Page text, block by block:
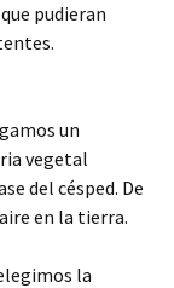
pudieran
un
vegetal
del césped. De
en la tierra.
la